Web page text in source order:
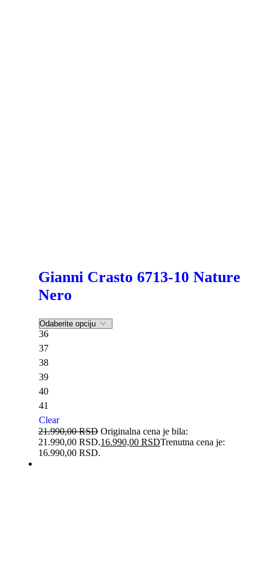
Gianni Crasto 6713-10 Nature
Nero
36
37
38
39
40
41
Clear
21.990,00RSD Originalna cena je bila:
21.990,00 RSD.16.990,00 RSDTrenutna cena je:
16.990,00 RSD.